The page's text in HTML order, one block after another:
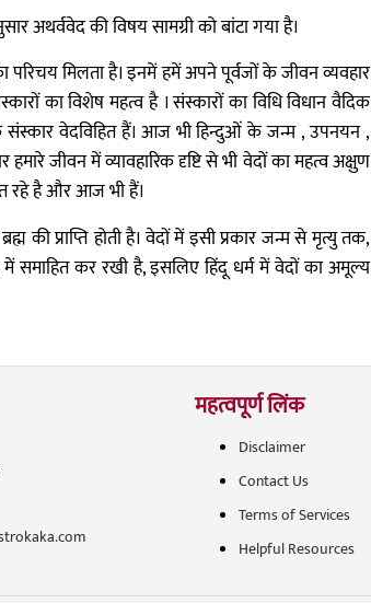
अथर्ववेद की विषय सामग्री को बांटा गया है।
परिचय मिलता है। इनमें हमें अपने पूर्वजों के जीवन व्यवहार
का विशेष महत्व है । संस्कारों का विधि विधान वैदिक
वेदविहित हैं। आज भी हिन्दुओं के जन्म , उपनयन ,
हमारे जीवन में व्यावहारिक दृष्टि से भी वेदों का महत्व अक्षुण
रहे है और आज भी हैं।
की प्राप्ति होती है। वेदों में इसी प्रकार जन्म से मृत्यु तक,
समाहित कर रखी है, इसलिए हिंदू धर्म में वेदों का अमूल्य
महत्वपूर्ण लिंक
Disclaimer
Contact Us
Terms of Services
Helpful Resources